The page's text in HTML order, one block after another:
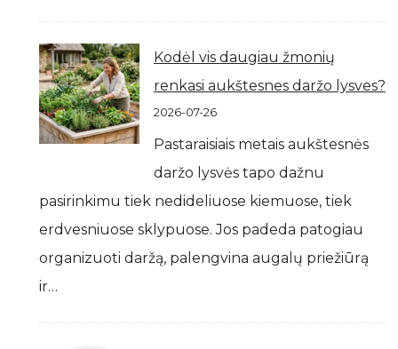
Kodėl vis daugiau žmonių
renkasi aukštesnes daržo lysves?
2026-07-26
Pastaraisiais metais aukštesnės
daržo lysvės tapo dažnu
pasirinkimu tiek nedideliuose kiemuose, tiek
erdvesniuose sklypuose. Jos padeda patogiau
organizuoti daržą, palengvina augalų priežiūrą
ir…